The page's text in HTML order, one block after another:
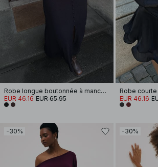
Robe longue boutonnée à manches ballon
EUR 46.16 EUR 65.95
EUR 46.16
-30% -30%